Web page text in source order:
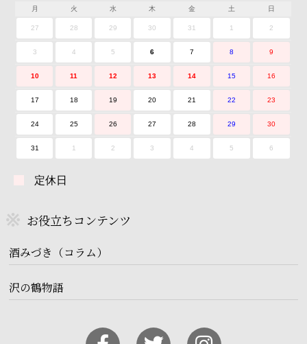
月 火 水 木 金 土 日
27 28 29 30 31 1 2
3 4 5 6 7 8 9
10 11 12 13 14 15 16
17 18 19 20 21 22 23
24 25 26 27 28 29 30
31 1 2 3 4 5 6
定休日
お役立ちコンテンツ
酒みづき（コラム）
沢の鶴物語